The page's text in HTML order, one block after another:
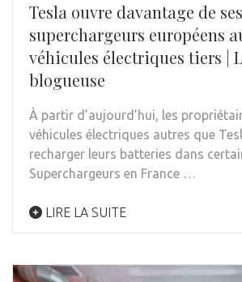
Tesla ouvre davantage de ses
superchargeurs européens
véhicules électriques tiers |
blogueuse
À partir d’aujourd’hui, les
véhicules électriques autres que
recharger leurs batteries dans
Superchargeurs en France …
LIRE LA SUITE